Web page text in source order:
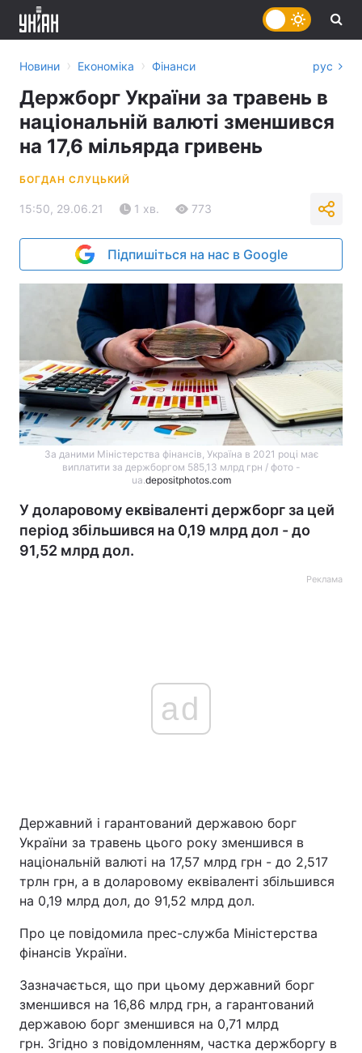
Україна Політика
Економіка Світ
Спорт Наука
Техно і зв'язок Лайт
Здоров'я Туризм
Цікавинки Погода
Новини › Економіка › Фінанси рус
Держборг України за травень в
національній валюті зменшився
на 17,6 мільярда гривень
БОГДАН СЛУЦЬКИЙ
15:50, 29.06.21 1 хв. 773
Підпишіться на нас в Google
За даними Міністерства фінансів, Україна в 2021 році має
виплатити за держборгом 585,13 млрд грн / фото -
ua.depositphotos.com
У доларовому еквіваленті держборг за цей
період збільшився на 0,19 млрд дол - до
91,52 млрд дол.
Реклама
ad
Державний і гарантований державою борг
України за травень цього року зменшився в
національній валюті на 17,57 млрд грн - до 2,517
трлн грн, а в доларовому еквіваленті збільшився
на 0,19 млрд дол, до 91,52 млрд дол.
Про це повідомила прес-служба Міністерства
фінансів України.
Зазначається, що при цьому державний борг
зменшився на 16,86 млрд грн, а гарантований
державою борг зменшився на 0,71 млрд
грн. Згідно з повідомленням, частка держборгу в